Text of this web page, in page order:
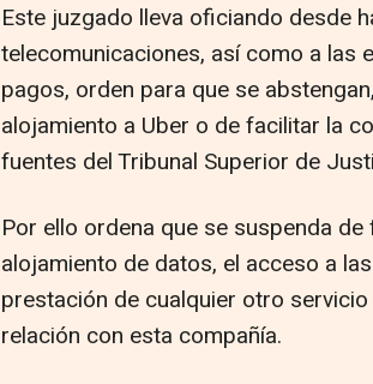
Este juzgado lleva oficiando desde
telecomunicaciones, así como a las
pagos, orden para que se
alojamiento a Uber o de facilitar la
fuentes del Tribunal Superior de
Por ello ordena que se suspenda
alojamiento de datos, el acceso a
prestación de cualquier otro
relación con esta compañía.